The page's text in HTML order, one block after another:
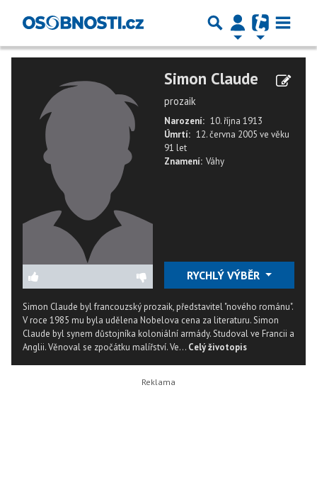
Simon Claude
prozaik
Narození: 10. října 1913
Úmrtí: 12. června 2005 ve věku
91 let
Znamení: Váhy
RYCHLÝ VÝBĚR
Simon Claude byl francouzský prozaik, představitel "nového románu".
V roce 1985 mu byla udělena Nobelova cena za literaturu. Simon
Claude byl synem důstojníka koloniální armády. Studoval ve Francii a
Anglii. Věnoval se zpočátku malířství. Ve... Celý životopis